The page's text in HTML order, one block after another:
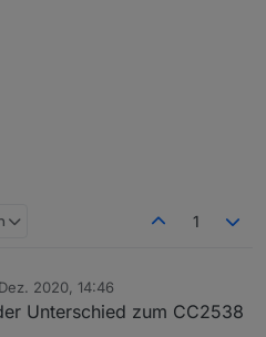
1
2020, 14:46
Unterschied zum CC2538